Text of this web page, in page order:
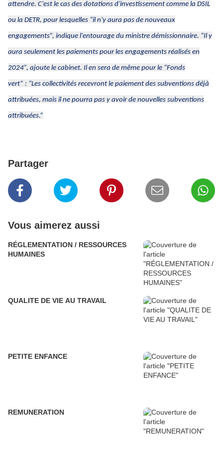
attendre. C'est le cas des dotations d'investissement comme la DSIL
ou la DETR, pour lesquelles “il n'y aura pas de nouveaux
engagements”, indique l'entourage du ministre démissionnaire. “Il y
aura seulement les paiements pour les engagements réalisés en
2024”, ajoute le cabinet. Il en sera de même pour le “Fonds
vert” : “Les collectivités recevront le paiement des subventions déjà
attribuées, mais il ne pourra pas y avoir de nouvelles subventions
attribuées.”
Partager
Vous aimerez aussi
RÉGLEMENTATION / RESSOURCES
HUMAINES
QUALITE DE VIE AU TRAVAIL
PETITE ENFANCE
REMUNERATION